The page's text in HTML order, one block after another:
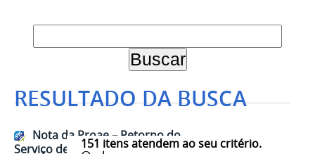
RESULTADO DA BUSCA
151 itens atendem ao seu critério.
Nota da Proae – Retorno do
Serviço de Transporte Estudantil